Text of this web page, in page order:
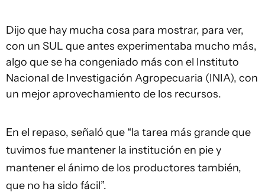
Dijo que hay mucha cosa para mostrar, para ver,
con un SUL que antes experimentaba mucho más,
algo que se ha congeniado más con el Instituto
Nacional de Investigación Agropecuaria (INIA), con
un mejor aprovechamiento de los recursos.
En el repaso, señaló que “la tarea más grande que
tuvimos fue mantener la institución en pie y
mantener el ánimo de los productores también,
que no ha sido fácil”.